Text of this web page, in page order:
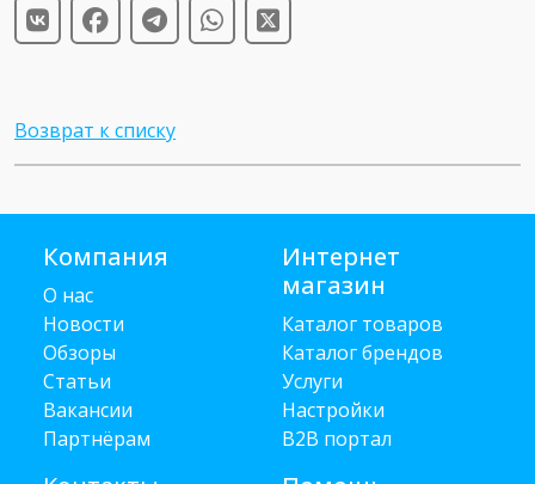
Возврат к списку
Компания
О нас
Новости
Обзоры
Статьи
Вакансии
Партнёрам
Интернет
магазин
Каталог товаров
Каталог брендов
Услуги
Настройки
B2B портал